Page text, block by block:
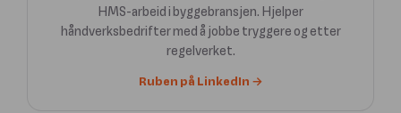
HMS-arbeid i byggebransjen. Hjelper
håndverksbedrifter med å jobbe tryggere og etter
regelverket.
Ruben på LinkedIn →